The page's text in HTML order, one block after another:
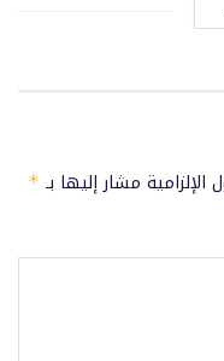
الإلزامية مشار إليها بـ *